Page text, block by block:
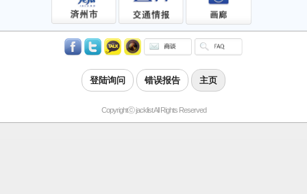
登陆询问 错误报告 主页
Copyrightⓒ jacklist All Rights Reserved